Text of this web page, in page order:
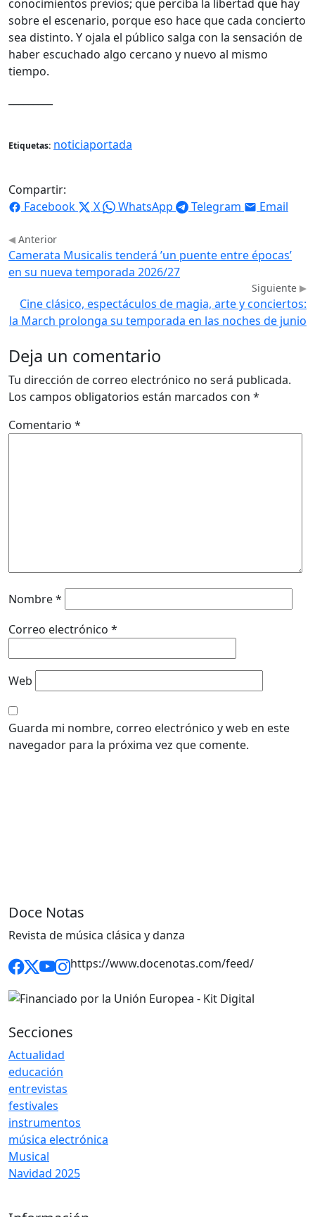
conocimientos previos; que perciba la libertad que hay
sobre el escenario, porque eso hace que cada concierto
sea distinto. Y ojala el público salga con la sensación de
haber escuchado algo cercano y nuevo al mismo
tiempo.
Etiquetas: noticiaportada
Compartir:
Facebook
X WhatsApp Telegram Email
Anterior
Camerata Musicalis tenderá ’un puente entre épocas’
en su nueva temporada 2026/27
Siguiente
Cine clásico, espectáculos de magia, arte y conciertos:
la March prolonga su temporada en las noches de junio
Deja un comentario
Tu dirección de correo electrónico no será publicada.
Los campos obligatorios están marcados con *
Comentario *
Nombre*
Correo electrónico *
Web
Guarda mi nombre, correo electrónico y web en este
navegador para la próxima vez que comente.
Doce Notas
Revista de música clásica y danza
https://www.docenotas.com/feed/
Secciones
Actualidad
educación
entrevistas
festivales
instrumentos
música electrónica
Musical
Navidad 2025